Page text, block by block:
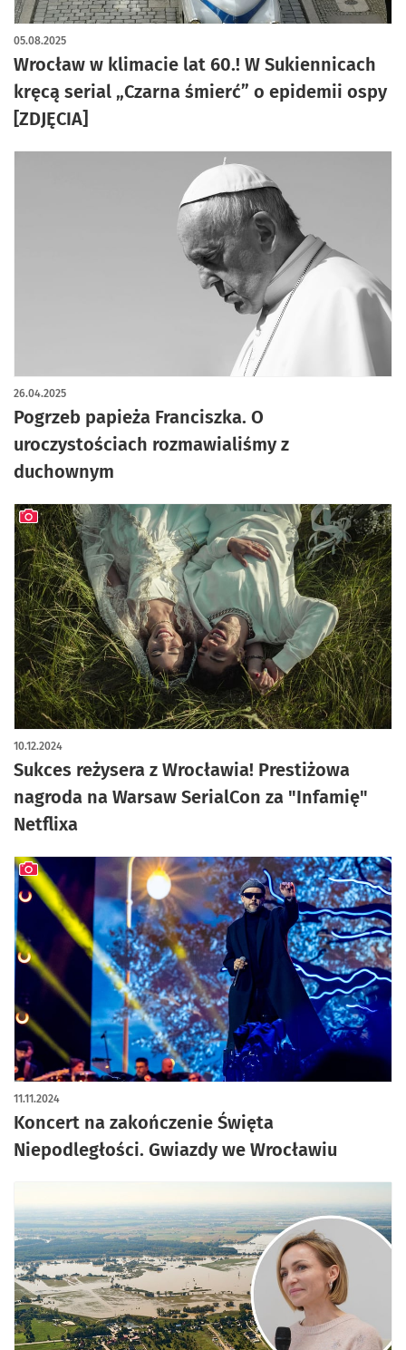
Wrocław w klimacie lat 60.! W Sukiennicach
kręcą serial „Czarna śmierć” o epidemii ospy
[ZDJĘCIA]
05.08.2025
artykuł z galerią zdjęć
Pogrzeb papieża Franciszka. O
uroczystościach rozmawialiśmy z
duchownym
26.04.2025
Sukces reżysera z Wrocławia! Prestiżowa
nagroda na Warsaw SerialCon za "Infamię"
Netflixa
10.12.2024
artykuł z galerią zdjęć
Koncert na zakończenie Święta
Niepodległości. Gwiazdy we Wrocławiu
11.11.2024
artykuł z galerią zdjęć